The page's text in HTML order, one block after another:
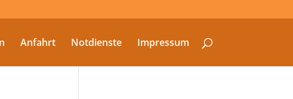
Anfahrt Notdienste Impressum